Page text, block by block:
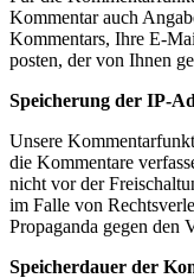
Kommentar auch
Kommentars, Ihre E-
posten, der von Ihnen
Speicherung der IP-
Unsere
die Kommentare
nicht vor der
im Falle von
Propaganda gegen den
Speicherdauer der